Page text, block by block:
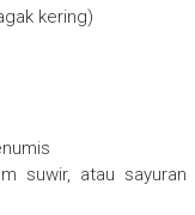
kering)
suwir, atau sayuran